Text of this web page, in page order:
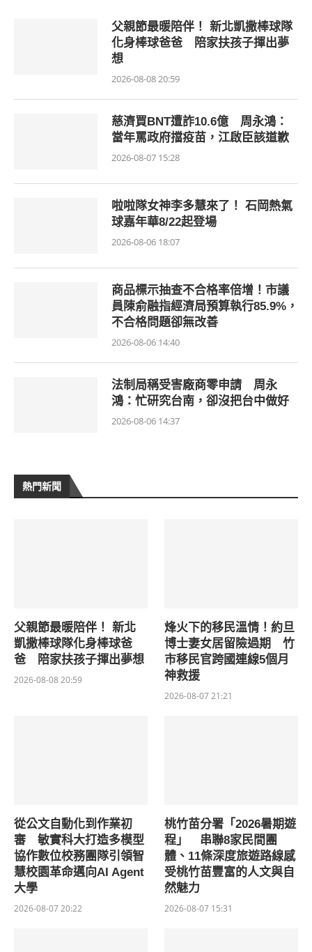
父親節最暖陪伴！ 新北凱撒棒球隊
化身棒球爸爸 陪家扶孩子揮出夢
想
2026-08-08 20:59
慈濟買BNT遭詐10.6億 周永鴻：
當年罵政府擋疫苗，江啟臣該道歉
2026-08-07 15:28
啦啦隊女神李多慧來了！ 石岡熱氣
球嘉年華8/22起登場
2026-08-06 18:07
商品標示抽查不合格率倍增！市議
員陳俞融指經濟局預算執行85.9%，
不合格問題卻無改善
2026-08-06 14:40
法制局稱受害廠商零申請 周永
鴻：忙研究台南，卻沒把台中做好
2026-08-06 14:37
熱門新聞
父親節最暖陪伴！ 新北
凱撒棒球隊化身棒球爸
爸 陪家扶孩子揮出夢想
2026-08-08 20:59
烽火下的移民溫情！約旦
博士妻女居留險過期 竹
市移民官跨國連線5個月
神救援
2026-08-07 21:21
從公文自動化到作業初
審 敏實科大打造多模型
協作數位校務團隊引領智
慧校園革命邁向AI Agent
大學
2026-08-07 20:22
桃竹苗分署「2026暑期遊
程」 串聯8家民間團
體、11條深度旅遊路線感
受桃竹苗豐富的人文與自
然魅力
2026-08-07 15:31